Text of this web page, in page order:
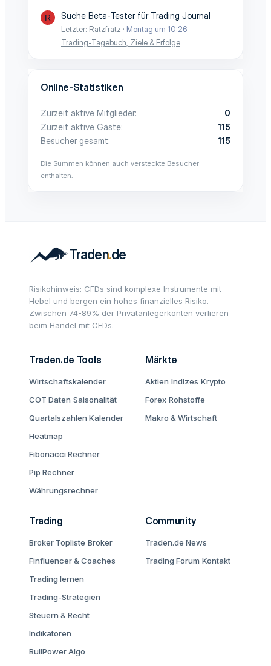
R Suche Beta-Tester für Trading Journal
Letzter: Ratzfratz
Montag um 10:26
Trading-Tagebuch, Ziele & Erfolge
Online-Statistiken
Zurzeit aktive Mitglieder
0
Zurzeit aktive Gäste
115
Besucher gesamt
115
Die Summen können auch versteckte Besucher
enthalten.
Risikohinweis: CFDs sind komplexe Instrumente mit
Hebel und bergen ein hohes finanzielles Risiko.
Zwischen 74-89% der Privatanlegerkonten verlieren
beim Handel mit CFDs.
Traden.de Tools
Wirtschaftskalender
COT Daten Saisonalität
Quartalszahlen Kalender
Heatmap
Fibonacci Rechner
Pip Rechner
Währungsrechner
Märkte
Aktien Indizes Krypto
Forex Rohstoffe
Makro & Wirtschaft
Trading
Broker Topliste Broker
Finfluencer & Coaches
Trading lernen
Trading-Strategien
Steuern & Recht
Indikatoren
BullPower Algo
Community
Traden.de News
Trading Forum Kontakt